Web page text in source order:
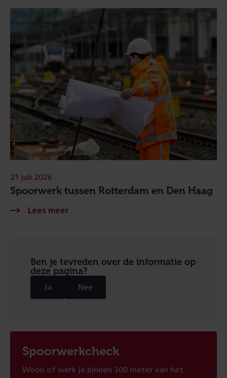
Spoorwerk tussen Rotterdam en Den Haag
21 juli 2026
Ben je tevreden over de informatie op
deze pagina?
Ja Nee
Spoorwerkcheck
Woon of werk je binnen 300 meter van het